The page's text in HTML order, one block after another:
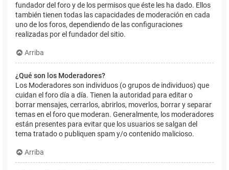
fundador del foro y de los permisos que éste les ha dado. Ellos
también tienen todas las capacidades de moderación en cada
uno de los foros, dependiendo de las configuraciones
realizadas por el fundador del sitio.
Arriba
¿Qué son los Moderadores?
Los Moderadores son individuos (o grupos de individuos) que
cuidan el foro día a día. Tienen la autoridad para editar o
borrar mensajes, cerrarlos, abrirlos, moverlos, borrar y separar
temas en el foro que moderan. Generalmente, los moderadores
están presentes para evitar que los usuarios se salgan del
tema tratado o publiquen spam y/o contenido malicioso.
Arriba